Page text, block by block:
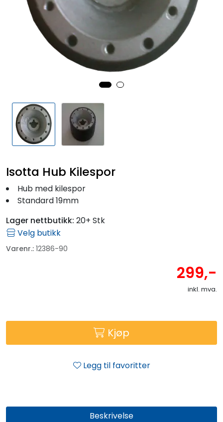
Isotta Hub Kilespor
Hub med kilespor
Standard 19mm
Lager nettbutikk: 20+ Stk
Velg butikk
Varenr.: 12386-90
299,-
inkl. mva.
Kjøp
Legg til favoritter
Beskrivelse
Fritid/Sikkerhet
Båtpleie/Opplag
Outlet